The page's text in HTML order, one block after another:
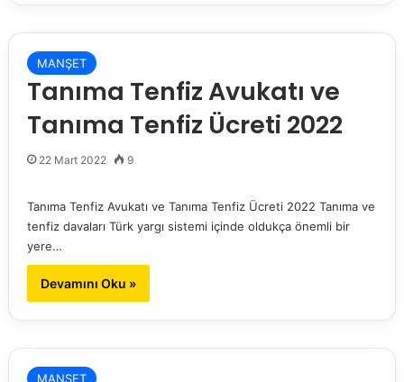
MANŞET
Tanıma Tenfiz Avukatı ve
Tanıma Tenfiz Ücreti 2022
22 Mart 2022 9
Tanıma Tenfiz Avukatı ve Tanıma Tenfiz Ücreti 2022 Tanıma ve
tenfiz davaları Türk yargı sistemi içinde oldukça önemli bir
yere…
Devamını Oku »
MANŞET